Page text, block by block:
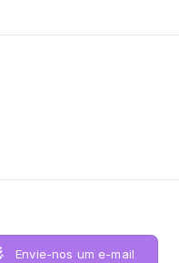
Envie-nos um e-mail